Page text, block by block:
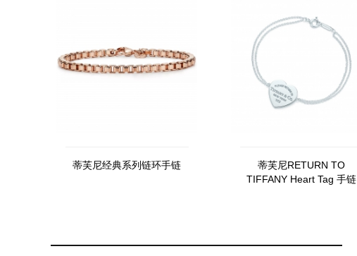
蒂芙尼经典系列链环手链
蒂芙尼RETURN TO
TIFFANY Heart Tag 手链